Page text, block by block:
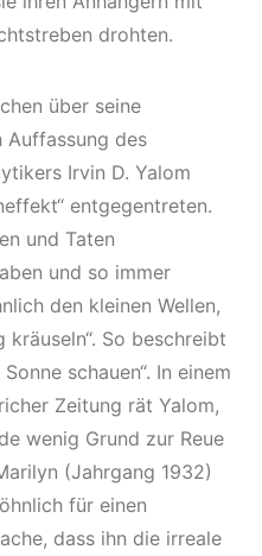
drohten.
über seine
Auffassung des
Irvin D. Yalom
entgegentreten.
und Taten
und so immer
den kleinen Wellen,
So beschreibt
schauen“. In einem
Zeitung rät Yalom,
wenig Grund zur Reue
(Jahrgang 1932)
für einen
dass ihn die irreale